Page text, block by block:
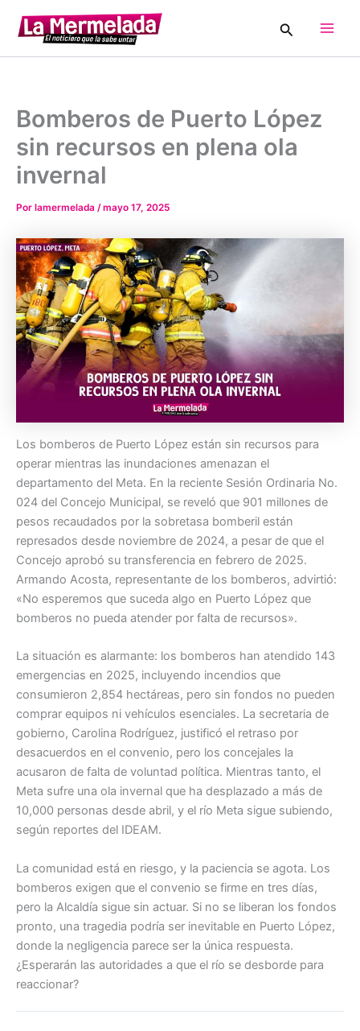
contenido
Buscar
Bomberos de Puerto López
sin recursos en plena ola
invernal
Por lamermelada /mayo 17, 2025
Los bomberos de Puerto López están sin recursos para
operar mientras las inundaciones amenazan el
departamento del Meta. En la reciente Sesión Ordinaria No.
024 del Concejo Municipal, se reveló que 901 millones de
pesos recaudados por la sobretasa bomberil están
represados desde noviembre de 2024, a pesar de que el
Concejo aprobó su transferencia en febrero de 2025.
Armando Acosta, representante de los bomberos, advirtió:
«No esperemos que suceda algo en Puerto López que
bomberos no pueda atender por falta de recursos».
La situación es alarmante: los bomberos han atendido 143
emergencias en 2025, incluyendo incendios que
consumieron 2,854 hectáreas, pero sin fondos no pueden
comprar equipos ni vehículos esenciales. La secretaria de
gobierno, Carolina Rodríguez, justificó el retraso por
desacuerdos en el convenio, pero los concejales la
acusaron de falta de voluntad política. Mientras tanto, el
Meta sufre una ola invernal que ha desplazado a más de
10,000 personas desde abril, y el río Meta sigue subiendo,
según reportes del IDEAM.
La comunidad está en riesgo, y la paciencia se agota. Los
bomberos exigen que el convenio se firme en tres días,
pero la Alcaldía sigue sin actuar. Si no se liberan los fondos
pronto, una tragedia podría ser inevitable en Puerto López,
donde la negligencia parece ser la única respuesta.
¿Esperarán las autoridades a que el río se desborde para
reaccionar?